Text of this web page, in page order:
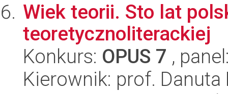
Wiek teorii. Sto lat
teoretycznoliterackiej
Konkurs: OPUS 7 ,
Kierownik: prof. Danuta